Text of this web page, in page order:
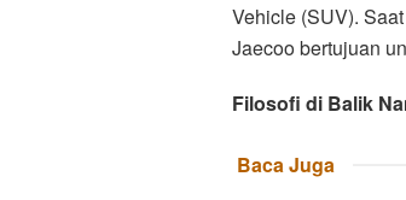
Vehicle (SUV).
Jaecoo bertujuan
Filosofi di Balik
Baca Juga